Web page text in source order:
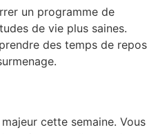
un programme de
de vie plus saines.
des temps de repos
cette semaine. Vous